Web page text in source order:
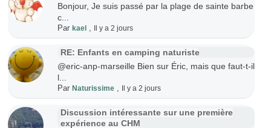
Bonjour, Je suis passé par la plage de sainte barbe
c...
Par kael, Il y a 2 jours
RE: Enfants en camping naturiste
@eric-anp-marseille Bien sur Éric, mais que faut-t-il
l...
Par Naturissime, Il y a 2 jours
Discussion intéressante sur une première
expérience au CHM